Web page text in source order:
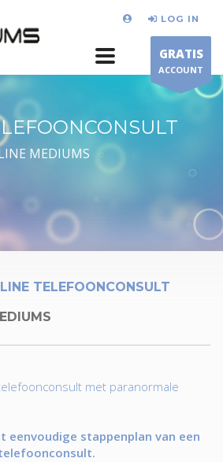
LOG IN
GRATIS
ACCOUNT
MEDIUMS
TELEFOONCONSULT
met paranormale
eenvoudige stappenplan van een